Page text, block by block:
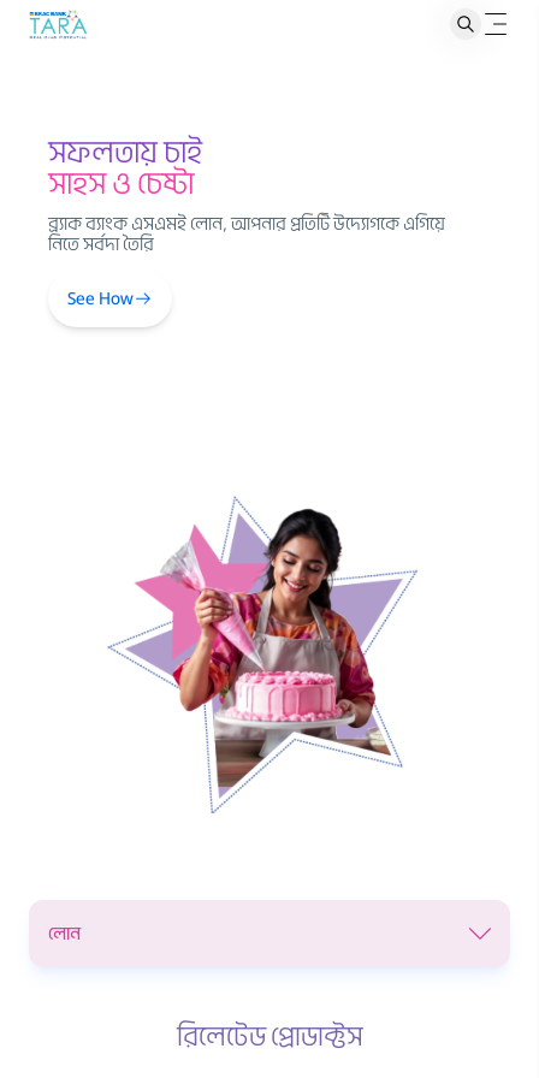
সফলতায় চাই
সাহস ও চেষ্টা
ব্র‍্যাক ব্যাংক এসএমই লোন, আপনার প্রতিটি উদ্যোগকে এগিয়ে
নিতে সর্বদা তৈরি
See How
লোন
রিলেটেড প্রোডাক্টস